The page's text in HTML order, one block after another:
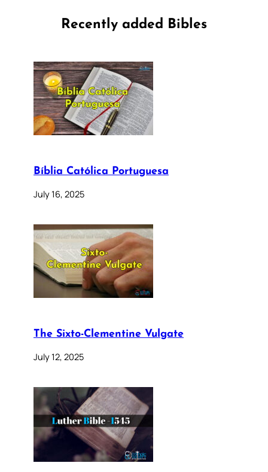
Recently added Bibles
Bíblia Católica Portuguesa
July 16, 2025
The Sixto-Clementine Vulgate
July 12, 2025